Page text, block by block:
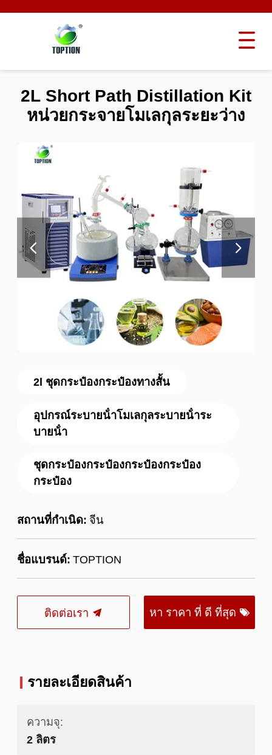
2l ชุดกระป๋องกระป๋องทางสั้น
อุปกรณ์ระบายน้ําโมเลกุลระบายน้ําระ
บายน้ํา
ชุดกระป๋องกระป๋องกระป๋องกระป๋อง
กระป๋อง
สถานที่กำเนิด: จีน
ชื่อแบรนด์: TOPTION
ติดต่อเรา หา ราคา ที่ ดี ที่สุด
2L Short Path Distillation Kit
หน่วยกระจายโมเลกุลระยะว่าง
รายละเอียดสินค้า
ความจุ:
2 ลิตร